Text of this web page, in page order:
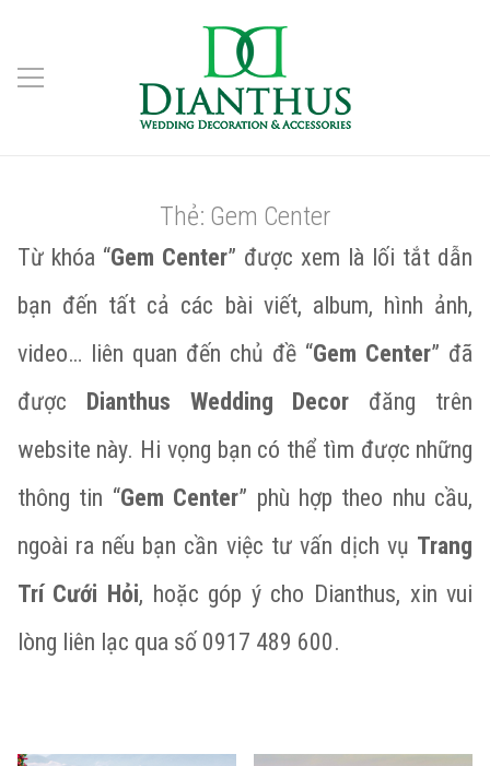
Thẻ: Gem Center
Từ khóa “Gem Center” được xem là lối tắt dẫn
bạn đến tất cả các bài viết, album, hình ảnh,
video… liên quan đến chủ đề “Gem Center” đã
được Dianthus Wedding Decor đăng trên
website này. Hi vọng bạn có thể tìm được những
thông tin “Gem Center” phù hợp theo nhu cầu,
ngoài ra nếu bạn cần việc tư vấn dịch vụ Trang
Trí Cưới Hỏi, hoặc góp ý cho Dianthus, xin vui
lòng liên lạc qua số 0917 489 600.